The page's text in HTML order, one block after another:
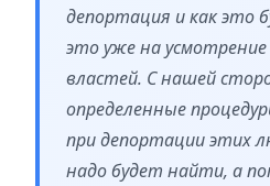
депортация и как это
это уже на усмотрение
властей. С нашей
определенные
при депортации этих
надо будет найти, а